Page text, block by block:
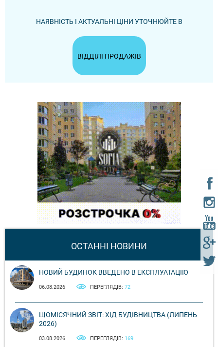
НАЯВНІСТЬ І АКТУАЛЬНІ ЦІНИ УТОЧНЮЙТЕ В
ВІДДІЛІ ПРОДАЖІВ
ОСТАННІ НОВИНИ
НОВИЙ БУДИНОК ВВЕДЕНО В ЕКСПЛУАТАЦІЮ
06.08.2026 ПЕРЕГЛЯДІВ: 72
ЩОМІСЯЧНИЙ ЗВІТ: ХІД БУДІВНИЦТВА (ЛИПЕНЬ
2026)
03.08.2026 ПЕРЕГЛЯДІВ: 169